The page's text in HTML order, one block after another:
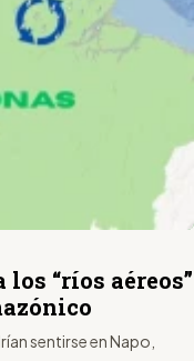
“ríos aéreos”
sentirse en Napo,